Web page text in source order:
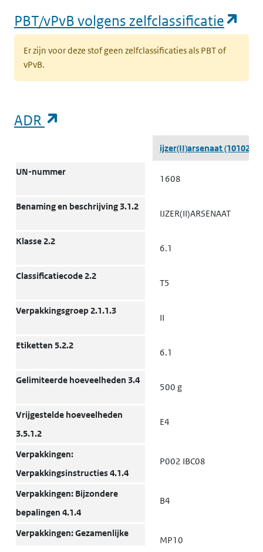
PBT/vPvB volgens zelfclassificatie
Er zijn voor deze stof geen zelfclassificaties als PBT of
vPvB.
ADR
ijzer(II)arsenaat(10102-
UN-nummer
1608
Benaming en beschrijving 3.1.2
IJZER(II)ARSENAAT
Klasse 2.2
6.1
Classificatiecode 2.2
T5
Verpakkingsgroep 2.1.1.3
II
Etiketten 5.2.2
6.1
Gelimiteerde hoeveelheden 3.4
500 g
Vrijgestelde hoeveelheden
3.5.1.2
E4
Verpakkingen:
Verpakkingsinstructies 4.1.4
P002 IBC08
Verpakkingen: Bijzondere
bepalingen 4.1.4
B4
Verpakkingen: Gezamenlijke
MP10